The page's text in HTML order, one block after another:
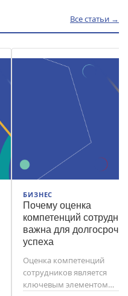
Все статьи →
БИЗНЕС
Почему оценка
компетенций
важна для
успеха
Оценка компетенций
сотрудников является
ключевым элементом